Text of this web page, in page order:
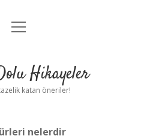
Anasayfa
Uyarı
menüyü
Hikayeler
katan öneriler!
nelerdir